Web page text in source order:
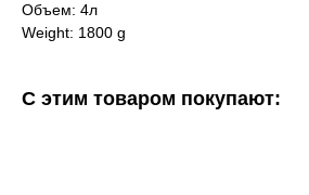
Объем: 4л
Weight: 1800 g
С этим товаром покупают: